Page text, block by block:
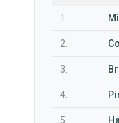
1.
2.
3.
4.
5.